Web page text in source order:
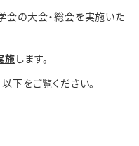
の大会・総会を実施いた
施します。
下をご覧ください。